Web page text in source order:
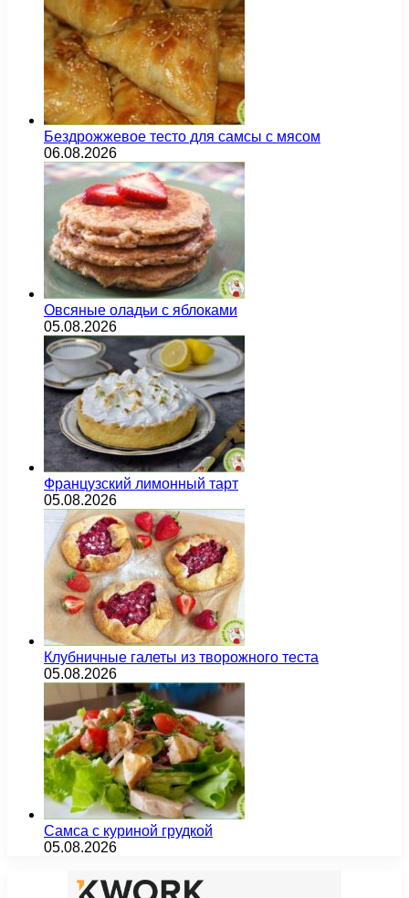
Бездрожжевое тесто для самсы с мясом
06.08.2026
Овсяные оладьи с яблоками
05.08.2026
Французский лимонный тарт
05.08.2026
Клубничные галеты из творожного теста
05.08.2026
Самса с куриной грудкой
05.08.2026